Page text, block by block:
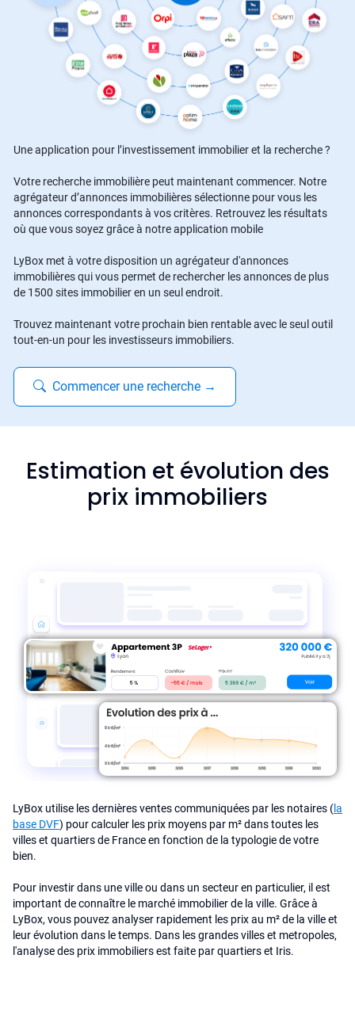
Une application pour l’investissement immobilier et la recherche ?
Votre recherche immobilière peut maintenant commencer. Notre
agrégateur d’annonces immobilières sélectionne pour vous les
annonces correspondants à vos critères. Retrouvez les résultats
où que vous soyez grâce à notre application mobile
LyBox met à votre disposition un agrégateur d'annonces
immobilières qui vous permet de rechercher les annonces de plus
de 1500 sites immobilier en un seul endroit.
Trouvez maintenant votre prochain bien rentable avec le seul outil
tout-en-un pour les investisseurs immobiliers.
Commencer une recherche →
Estimation et évolution des
prix immobiliers
LyBox utilise les dernières ventes communiquées par les notaires (la
base DVF) pour calculer les prix moyens par m² dans toutes les
villes et quartiers de France en fonction de la typologie de votre
bien.
Pour investir dans une ville ou dans un secteur en particulier, il est
important de connaître le marché immobilier de la ville. Grâce à
LyBox, vous pouvez analyser rapidement les prix au m² de la ville et
leur évolution dans le temps. Dans les grandes villes et metropoles,
l'analyse des prix immobiliers est faite par quartiers et Iris.